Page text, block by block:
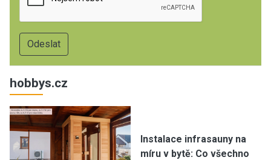
hobbys.cz
Instalace infrasauny na
míru v bytě: Co všechno